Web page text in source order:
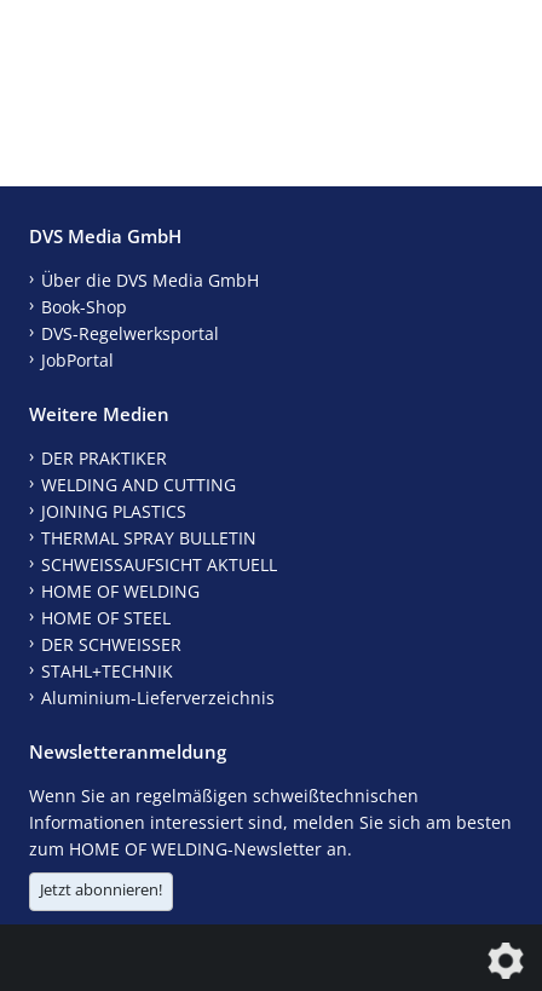
DVS Media GmbH
Über die DVS Media GmbH
Book-Shop
DVS-Regelwerksportal
JobPortal
Weitere Medien
DER PRAKTIKER
WELDING AND CUTTING
JOINING PLASTICS
THERMAL SPRAY BULLETIN
SCHWEISSAUFSICHT AKTUELL
HOME OF WELDING
HOME OF STEEL
DER SCHWEISSER
STAHL+TECHNIK
Aluminium-Lieferverzeichnis
Newsletteranmeldung
Wenn Sie an regelmäßigen schweißtechnischen
Informationen interessiert sind, melden Sie sich am besten
zum HOME OF WELDING-Newsletter an.
Jetzt abonnieren!